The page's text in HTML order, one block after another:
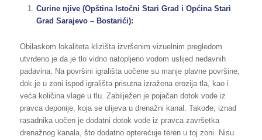
Curine njive (Opština Istočni Stari Grad i Općina Stari
Grad Sarajevo – Bostarići):
Obilaskom lokaliteta klizišta izvršenim vizuelnim pregledom
utvrđeno je da je tlo vidno natopljeno vodom uslijed nedavnih
padavina. Na površini igrališta uočene su manje plavne površine,
dok je u zoni ispod igrališta prisutna izražena erozija tla, kao i
veća količina vlage u tlu. Zabilježen je pojačan dotok vode iz
pravca deponije, koja se ulijeva u drenažni kanal. Takođe, iznad
rasadnika uočen je dodatni dotok vode iz pravca završetka
drenažnog kanala, što dodatno opterećuje teren u toj zoni. Nisu